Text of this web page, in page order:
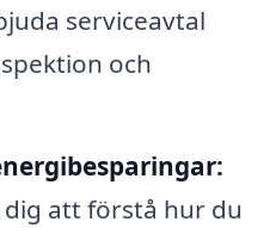
serviceavtal
och
att förstå hur du